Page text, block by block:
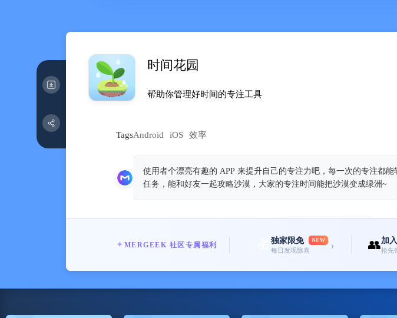
时间花园
帮助你管理好时间的专注工具
TagsAndroid iOS 效率
使用者个漂亮有趣的 APP 来提升自己的专注力吧，每一次的专注都
任务，能和好友一起攻略沙漠，大家的专注时间能把沙漠变成绿洲~
✦ MERGEEK 社区专属福利 独家限免 NEW
每日发现惊喜 › 👥加
抢先